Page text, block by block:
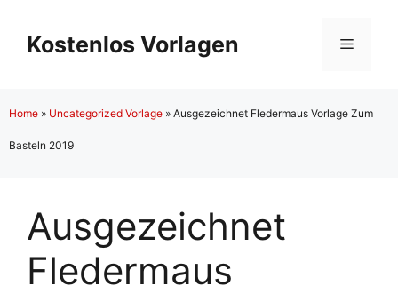
Inhalt
springen
Kostenlos Vorlagen Menü
Home » Uncategorized Vorlage » Ausgezeichnet Fledermaus Vorlage Zum
Basteln 2019
Ausgezeichnet
Fledermaus